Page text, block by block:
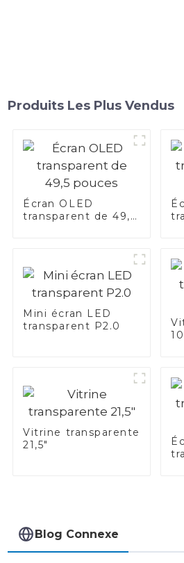
Produits Les Plus Vendus
Écran OLED
transparent de 49,5
Mini écran LED
transparent P2.0
Vitrine transparente
21,5"
Blog Connexe